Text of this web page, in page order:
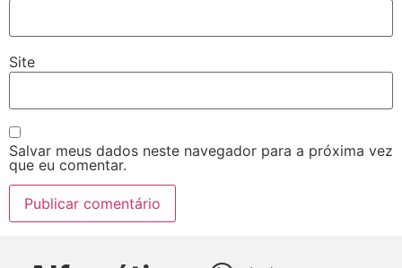
Site
Salvar meus dados neste navegador para a próxima vez
que eu comentar.